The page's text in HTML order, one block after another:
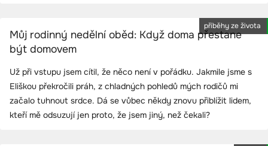
příběhy ze života
Můj rodinný nedělní oběd: Když doma přestane
být domovem
Už při vstupu jsem cítil, že něco není v pořádku. Jakmile jsme s
Eliškou překročili práh, z chladných pohledů mých rodičů mi
začalo tuhnout srdce. Dá se vůbec někdy znovu přiblížit lidem,
kteří mě odsuzují jen proto, že jsem jiný, než čekali?